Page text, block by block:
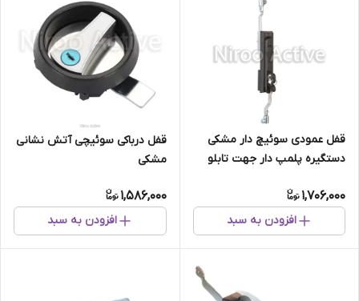
قفل عمودی سوئیچ دار مشکی
دستگیره پلمپ دار جهت تابلو
1,706,000
افزودن به سبد
قفل درباکی سوئیچی آتش نشانی
مشکی
1,586,000
افزودن به سبد